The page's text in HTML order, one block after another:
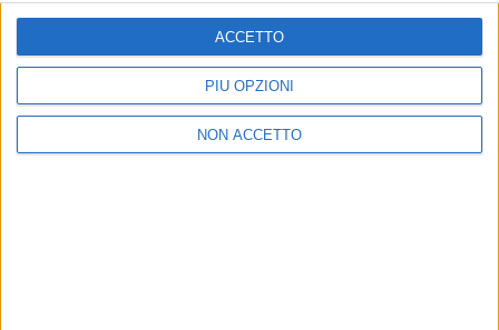
PIÙ OPZIONI
NON ACCETTO
ACCETTO
Dichiaro di aver letto e compreso l'informativa sulla privacy e
di dare il mio consenso alla ricezione di promozioni commerciali
Vedi POLITICA SULLA PRIVACY.